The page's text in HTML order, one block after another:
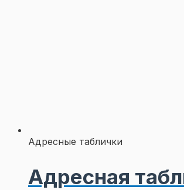
Адресные таблички
Адресная